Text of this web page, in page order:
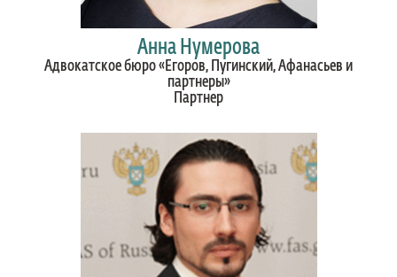
Анна Нумерова
Адвокатское бюро «Егоров, Пугинский, Афанасьев и
партнеры»
Партнер